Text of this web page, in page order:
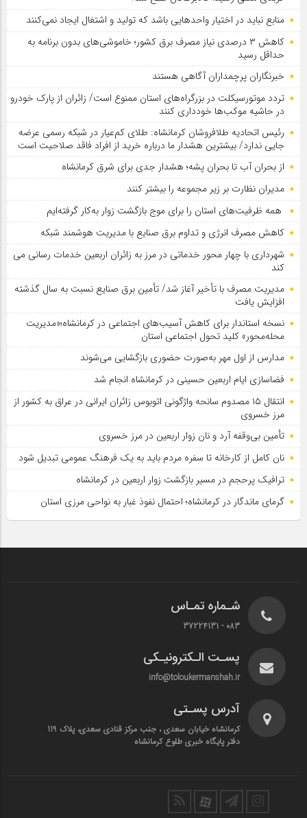
منابع نباید در اختیار واحدهایی باشد که تولید و اشتغال ایجاد نمی‌کنند
کاهش ۳ درصدی نیاز مصرف برق کشور؛ خاموشی‌های بدون برنامه به
حداقل رسید
خبرنگاران پرچمداران آگاهی هستند
تردد موتورسیکلت در بزرگراه‌های استان ممنوع است/ زائران از پارک خودرو
در حاشیه موکب‌ها خودداری کنند
رئیس اتحادیه طلافروشان کرمانشاه: طلای کم‌عیار در شبکه رسمی عرضه
جایی ندارد/ بیشترین هشدار ما درباره خرید از افراد فاقد صلاحیت است
از بحران آب تا بحران پشه؛ هشدار جدی برای شرق کرمانشاه
مدیران نظارت بر زیر مجموعه را بیشتر کنند
همه ظرفیت‌های استان را برای موج بازگشت زوار به‌کار گرفته‌ایم
کاهش مصرف انرژی و تداوم برق صنایع با مدیریت هوشمند شبکه
شهرداری با چهار محور خدماتی در مرز به زائران اربعین خدمات رسانی می
کند
مدیریت مصرف با تأخیر آغاز شد/ تأمین برق صنایع نسبت به سال گذشته
افزایش یافت
نسخه استاندار برای کاهش آسیب‌های اجتماعی در کرمانشاه؛«مدیریت
محله‌محور» کلید تحول اجتماعی استان
مدارس از اول مهر به‌صورت حضوری بازگشایی می‌شوند
فضاسازی ایام اربعین حسینی در کرمانشاه انجام شد
انتقال ۱۵ مصدوم سانحه واژگونی اتوبوس زائران ایرانی در عراق به کشور از
مرز خسروی
تأمین بی‌وقفه آرد و نان زوار اربعین در مرز خسروی
نان کامل از کارخانه تا سفره مردم باید به یک فرهنگ عمومی تبدیل شود
ترافیک پرحجم در مسیر بازگشت زوار اربعین در کرمانشاه
گرمای ماندگار در کرمانشاه؛ احتمال نفوذ غبار به نواحی مرزی استان
شـماره تمـاس
083 - 37224131
پسـت الـکترونیـکی
info@toloukermanshah.ir
آدرس پسـتی
کرمانشاه خیابان سعدی ، جنب مرکز قنادی سعدی، پلاک 119
دفتر پایگاه خبری طلوع کرمانشاه